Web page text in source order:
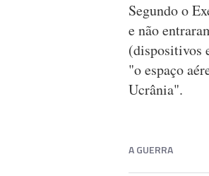
Segundo o
e não
(dispositivos
"o espaço
Ucrânia".
A GUERRA